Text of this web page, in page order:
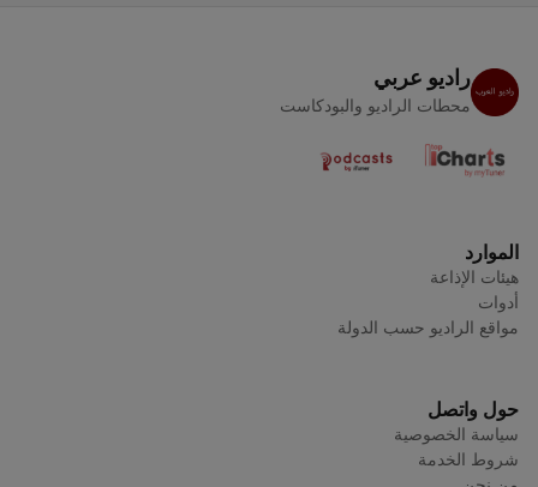
راديو عربي
محطات الراديو والبودكاست
الموارد
هيئات الإذاعة
أدوات
مواقع الراديو حسب الدولة
حول واتصل
سياسة الخصوصية
شروط الخدمة